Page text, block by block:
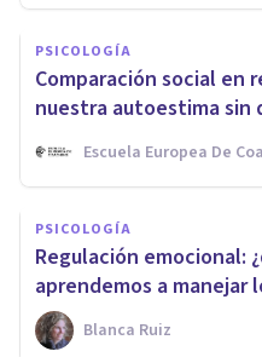
PSICOLOGÍA
Comparación social en
nuestra autoestima sin
Escuela Europea De
PSICOLOGÍA
Regulación emocional:
aprendemos a manejar
Blanca Ruiz